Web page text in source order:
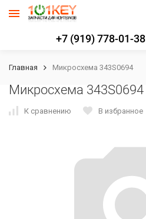
+7 (919) 778-01-38
Главная Микросхема 343S0694
Микросхема 343S0694
К сравнению В избранное